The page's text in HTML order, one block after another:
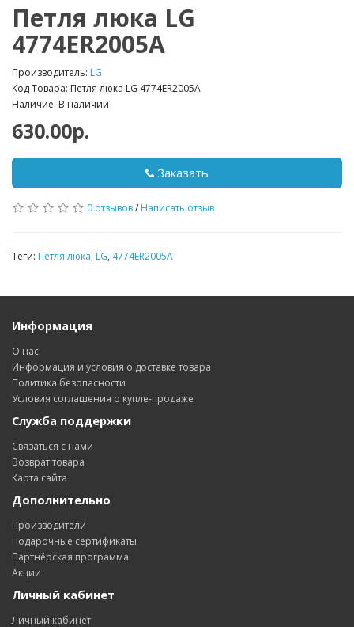
Петля люка LG
4774ER2005A
Производитель: LG
Код Товара: Петля люка LG 4774ER2005A
Наличие: В наличии
630.00р.
Заказать
0 отзывов/ Написать отзыв
Теги: Петля люка, LG, 4774ER2005A
Информация
О нас
Информация и условия о доставке товара
Политика безопасности
Условия соглашения о купле-продаже
Служба поддержки
Связаться с нами
Возврат товара
Карта сайта
Дополнительно
Производители
Подарочные сертификаты
Партнёрская программа
Акции
Личный кабинет
Личный кабинет